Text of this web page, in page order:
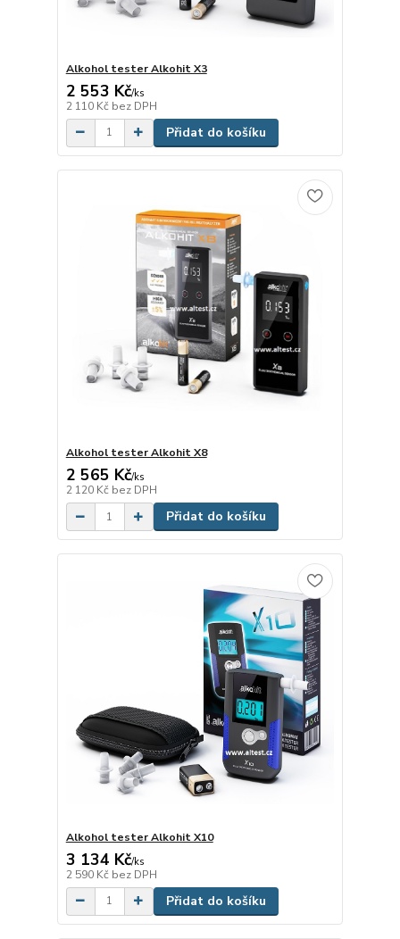
Alkohol tester Alkohit X3
2 553 Kč/ks
2 110 Kč bez DPH
Přidat do košíku
Alkohol tester Alkohit X8
2 565 Kč/ks
2 120 Kč bez DPH
Přidat do košíku
Alkohol tester Alkohit X10
3 134 Kč/ks
2 590 Kč bez DPH
Přidat do košíku